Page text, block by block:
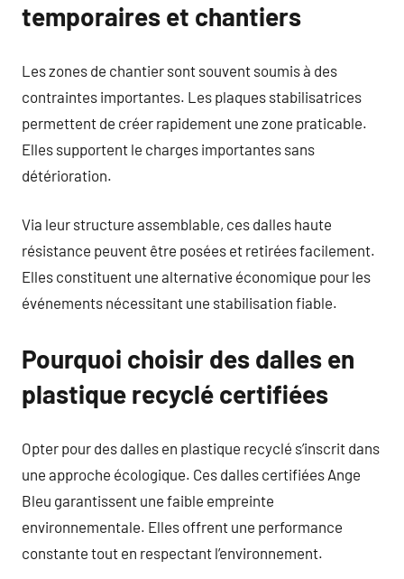
temporaires et chantiers
Les zones de chantier sont souvent soumis à des
contraintes importantes. Les plaques stabilisatrices
permettent de créer rapidement une zone praticable.
Elles supportent le charges importantes sans
détérioration.
Via leur structure assemblable, ces dalles haute
résistance peuvent être posées et retirées facilement.
Elles constituent une alternative économique pour les
événements nécessitant une stabilisation fiable.
Pourquoi choisir des dalles en
plastique recyclé certifiées
Opter pour des dalles en plastique recyclé s’inscrit dans
une approche écologique. Ces dalles certifiées Ange
Bleu garantissent une faible empreinte
environnementale. Elles offrent une performance
constante tout en respectant l’environnement.